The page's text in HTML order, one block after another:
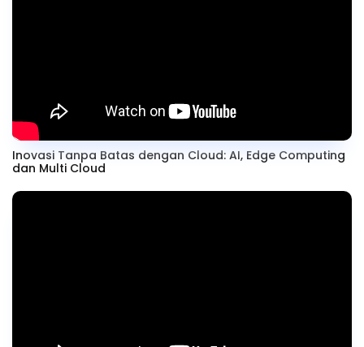
Inovasi Tanpa Batas dengan Cloud: AI, Edge Computing
dan Multi Cloud